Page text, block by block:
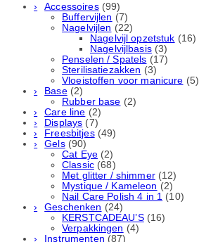
Accessoires (99)
Buffervijlen (7)
Nagelvijlen (22)
Nagelvijl opzetstuk (16)
Nagelvijlbasis (3)
Penselen / Spatels (17)
Sterilisatiezakken (3)
Vloeistoffen voor manicure (5)
Base (2)
Rubber basе (2)
Care line (2)
Displays (7)
Freesbitjes (49)
Gels (90)
Cat Eye (2)
Classic (68)
Met glitter / shimmer (12)
Mystique / Kameleon (2)
Nail Care Polish 4 in 1 (10)
Geschenken (24)
KERSTCADEAU’S (16)
Verpakkingen (4)
Instrumenten (87)